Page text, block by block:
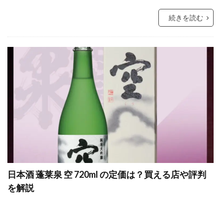
続きを読む
日本酒 蓬莱泉 空 720ml の定価は？買える店や評判
を解説